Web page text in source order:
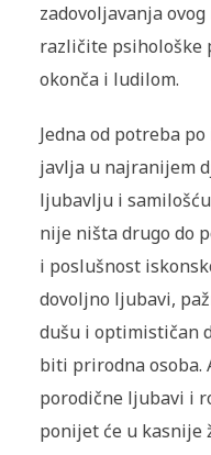
zadovoljavanja
različite psihološke
okonča i ludilom.
Jedna od potreba
javlja u najranijem
ljubavlju i
nije ništa drugo do
i poslušnost
dovoljno ljubavi,
dušu i optimističan
biti prirodna osoba.
porodične ljubavi i
ponijet će u kasnije